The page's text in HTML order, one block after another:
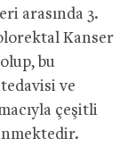
arasında 3.
Kanser
bu
ve
çeşitli